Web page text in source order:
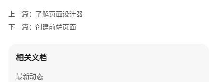
据
建
擎
户
上一篇：了解页面设计器
下一篇：创建前端页面
相关文档
最新动态